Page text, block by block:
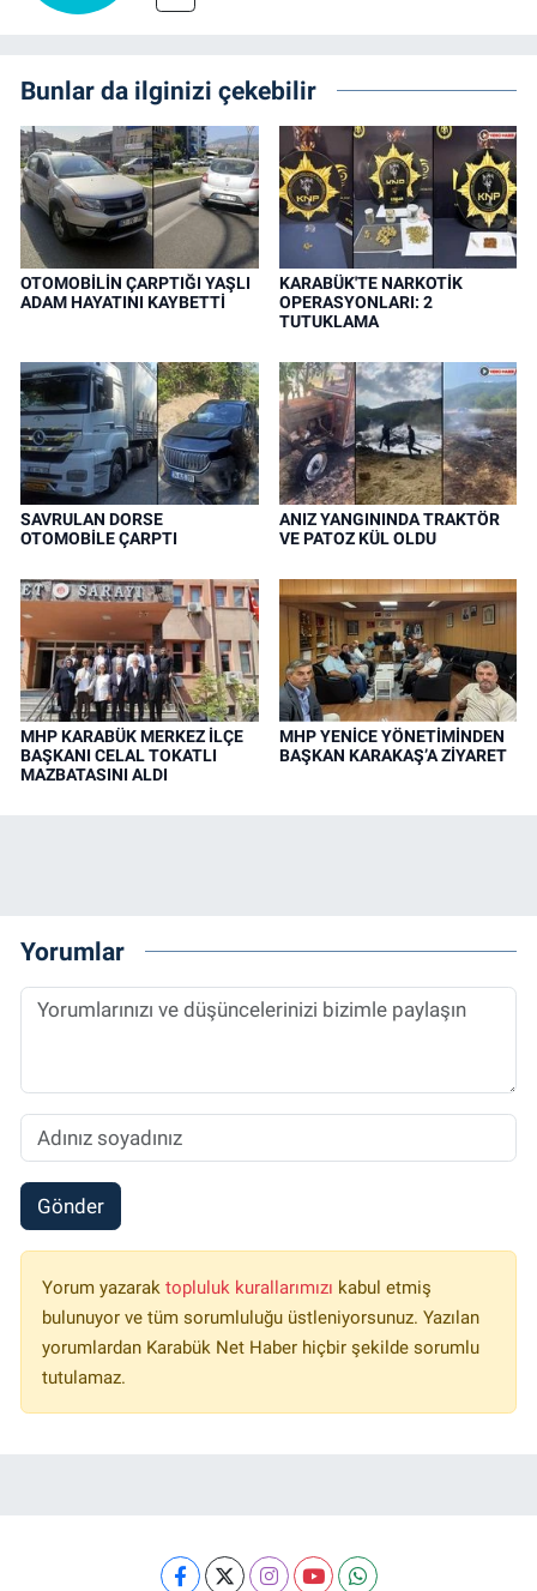
Bunlar da ilginizi çekebilir
OTOMOBİLİN ÇARPTIĞI YAŞLI
ADAM HAYATINI KAYBETTİ
KARABÜK'TE NARKOTİK
OPERASYONLARI: 2
TUTUKLAMA
SAVRULAN DORSE
OTOMOBİLE ÇARPTI
ANIZ YANGININDA TRAKTÖR
VE PATOZ KÜL OLDU
MHP KARABÜK MERKEZ İLÇE
BAŞKANI CELAL TOKATLI
MAZBATASINI ALDI
MHP YENİCE YÖNETİMİNDEN
BAŞKAN KARAKAŞ’A ZİYARET
Yorumlar
Gönder
Yorum yazarak topluluk kurallarımızı kabul etmiş
bulunuyor ve tüm sorumluluğu üstleniyorsunuz. Yazılan
yorumlardan Karabük Net Haber hiçbir şekilde sorumlu
tutulamaz.